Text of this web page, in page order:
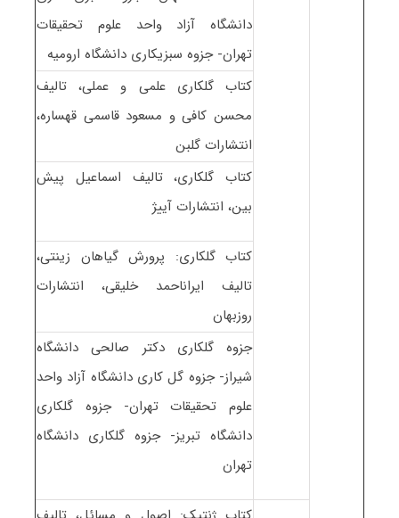
دانشگاه آزاد واحد علوم تحقیقات
تهران- جزوه سبزیکاری دانشگاه ارومیه
کتاب گلکاری علمی و عملی، تالیف
محسن کافی و مسعود قاسمی قهساره،
انتشارات گلبن
کتاب گلکاری، تالیف اسماعیل پیش
بین، انتشارات آییژ
کتاب گلکاری: پرورش گیاهان زینتی،
تالیف ایراناحمد خلیقی، انتشارات
روزبهان
جزوه گلکاری دکتر صالحی دانشگاه
شیراز- جزوه گل کاری دانشگاه آزاد واحد
علوم تحقیقات تهران- جزوه گلکاری
دانشگاه تبریز- جزوه گلکاری دانشگاه
تهران